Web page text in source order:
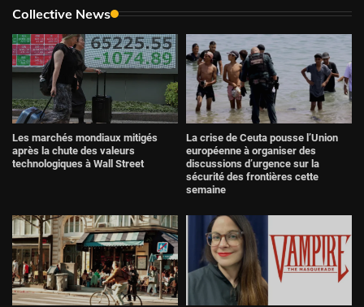
Collective News
Les marchés mondiaux mitigés
après la chute des valeurs
technologiques à Wall Street
La crise de Ceuta pousse l’Union
européenne à organiser des
discussions d’urgence sur la
sécurité des frontières cette
semaine